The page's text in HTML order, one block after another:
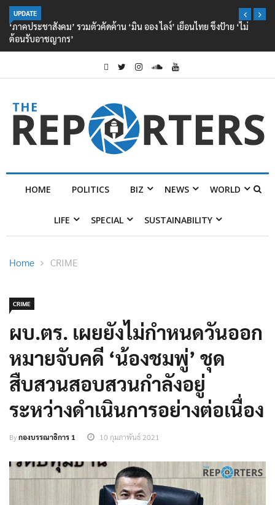
UPDATE
‘ภาคประชาสังคม’ รวมตัวคัดค้าน ‘มิน ออง ไลง์’ เยือนไทย ขึงป้าย ‘ไม่
ต้อนรับอาชญากร’
HOME POLITICS BIZ NEWS WORLD
LIFE SPECIAL SUSTAINABILITY
Home CRIME
CRIME
ผบ.ตร. เผยยังไม่กำหนดวันออก
หมายจับคดี ‘น้องชมพู่’ ชุด
สืบสวนสอบสวนกำลังอยู่
ระหว่างดำเนินการอย่างต่อเนื่อง
Byกองบรรณาธิการ 1 10 กุมภาพันธ์ 2021